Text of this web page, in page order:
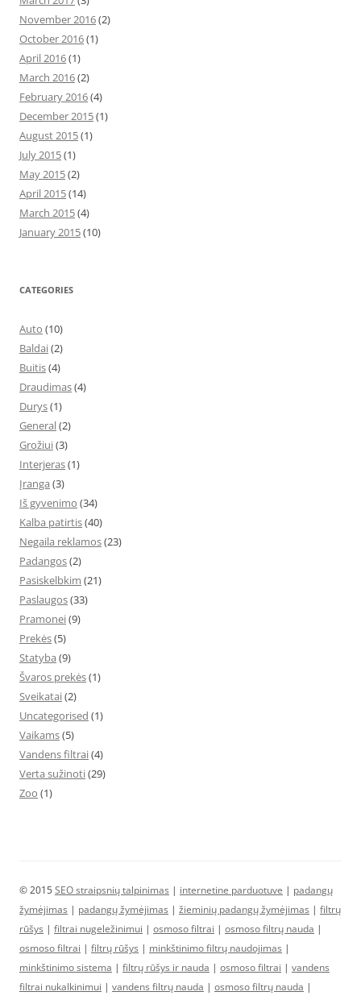
November 2016(2)
October 2016(1)
April 2016(1)
March 2016(2)
February 2016(4)
December 2015(1)
August 2015(1)
July 2015(1)
May 2015(2)
April 2015(14)
March 2015(4)
January 2015(10)
CATEGORIES
Auto (10)
Baldai(2)
Buitis(4)
Draudimas(4)
Durys(1)
General(2)
Grožiui(3)
Interjeras(1)
Įranga (3)
Iš gyvenimo (34)
Kalba patirtis(40)
Negaila reklamos(23)
Padangos(2)
Pasiskelbkim (21)
Paslaugos(33)
Pramonei(9)
Prekės(5)
Statyba (9)
Švaros prekės(1)
Sveikatai(2)
Uncategorised (1)
Vaikams(5)
Vandens filtrai(4)
Verta sužinoti(29)
Zoo (1)
© 2015SEO straipsnių talpinimas | internetine parduotuve | padangų
žymėjimas | padangų žymėjimas | žieminių padangų žymėjimas | filtrų
rūšys | filtrai nugeležinimui | osmoso filtrai | osmoso filtrų nauda |
osmoso filtrai | filtrų rūšys | minkštinimo filtrų naudojimas |
minkštinimo sistema | filtrų rūšys ir nauda | osmoso filtrai | vandens
filtrai nukalkinimui | vandens filtrų nauda | osmoso filtrų nauda |